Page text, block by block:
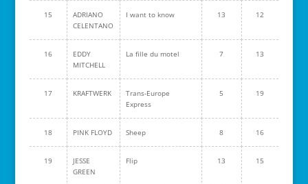
15
ADRIANO
CELENTANO
I want to know 13 12
16
EDDY
MITCHELL
La fille du motel 7 13
17 KRAFTWERK
Trans-Europe
Express
5 19
18 PINK FLOYD Sheep 8 16
19
JESSE
GREEN
Flip 13 15